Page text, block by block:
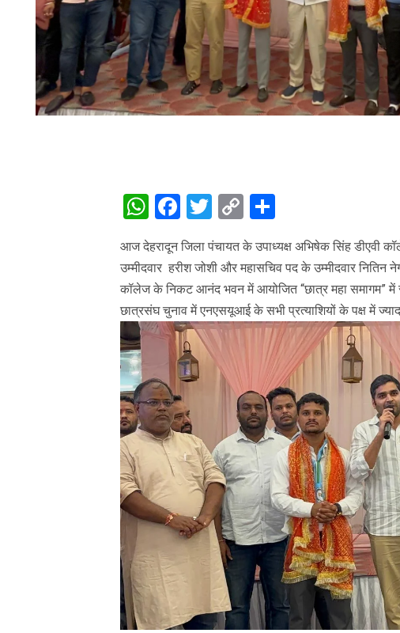
WhatsApp
Facebook
Twitter
Copy
Link
Share
आज देहरादून जिला पंचायत के उपाध्यक्ष अभिषेक सिंह डीएवी
उम्मीदवार हरीश जोशी और महासचिव पद के उम्मीदवार नितिन
कॉलेज के निकट आनंद भवन में आयोजित “छात्र महा समागम” में
छात्रसंघ चुनाव में एनएसयूआई के सभी प्रत्याशियों के पक्ष में